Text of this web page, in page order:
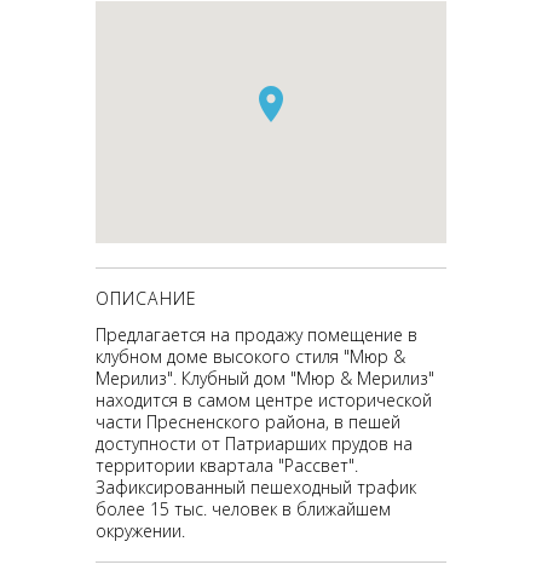
ОПИСАНИЕ
Предлагается на продажу помещение в
клубном доме высокого стиля "Мюр &
Мерилиз". Клубный дом "Мюр & Мерилиз"
находится в самом центре исторической
части Пресненского района, в пешей
доступности от Патриарших прудов на
территории квартала "Рассвет".
Зафиксированный пешеходный трафик
более 15 тыс. человек в ближайшем
окружении.